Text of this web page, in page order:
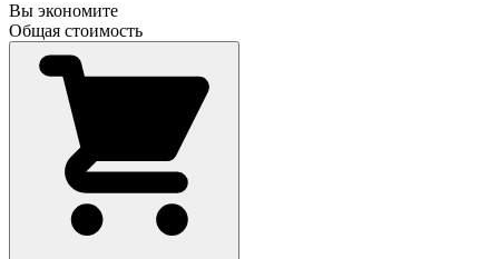
Вы экономите
Общая стоимость